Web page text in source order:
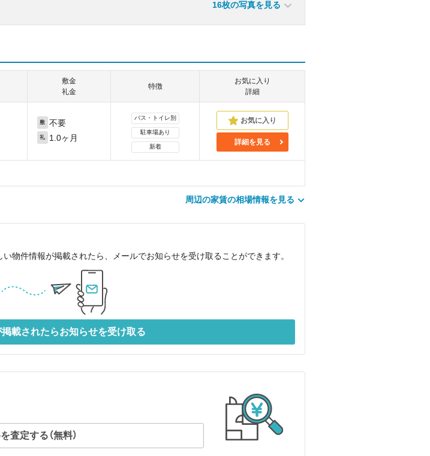
16枚の写真を見る
敷金
礼金
特徴
お気に入り
詳細
敷 不要
礼 1.0ヶ月
バス・トイレ別
駐車場あり
新着
詳細を見る
周辺の家賃の相場情報を見る
物件情報が掲載されたら、メールでお知らせを受け取ることができます。
載されたらお知らせを受け取る
査定する（無料）